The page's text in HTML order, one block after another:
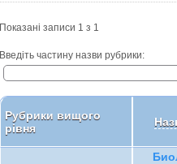
Показані записи 1 з 1
Введіть частину назви рубрики:
Рубрики вищого
рівня